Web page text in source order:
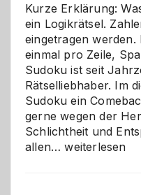
Kurze Erklärung:
ein Logikrätsel.
eingetragen
einmal pro Zeile,
Sudoku ist seit
Rätselliebhaber. Im
Sudoku ein
gerne wegen der
Schlichtheit und
allen…Sudoku
weiterlesen